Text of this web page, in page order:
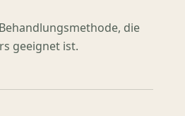
die
geeignet ist.